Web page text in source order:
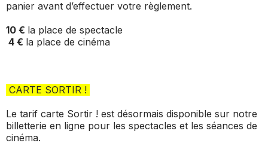
panier avant d’effectuer votre règlement.
10 € la place de spectacle
4 € la place de cinéma
CARTE SORTIR !
Le tarif carte Sortir ! est désormais disponible sur notre
billetterie en ligne pour les spectacles et les séances de
cinéma.